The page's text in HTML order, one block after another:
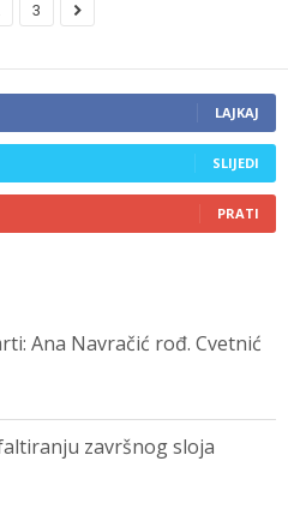
3
LAJKAJ
SLIJEDI
PRATI
Ana Navračić rođ. Cvetnić
završnog sloja